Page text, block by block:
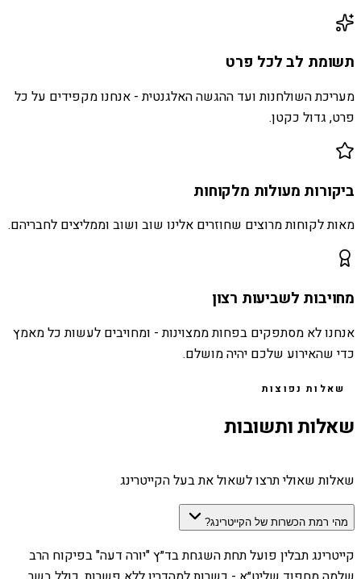
תשומת לב לכל פרט
מעריכת השולחנות ועד ההגשה האלגנטית - אנחנו מקפידים על כל
פרט, גדול כקטן.
ביקורות מעולות מלקוחות
מאות לקוחות מרוצים שחוזרים אלינו שוב ושוב וממליצים לחבריהם.
מחויבות לשביעות רצון
אנחנו לא מסתפקים בפחות ממצוינות - ומחויבים לעשות כל מאמץ
כדי שהאירוע שלכם יהיה מושלם.
שאלות נפוצות
שאלות ותשובות
שאלות שאולי תרצו לשאול את בעל הקייטרינג
מהי רמת הכשרות של הקייטרינג?
קייטרינג תבלין פועל תחת השגחת בד״ץ "יורה דעה" בפיקוח הרב